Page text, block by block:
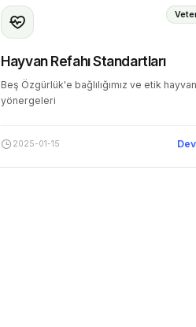
Hayvan Refahı Standartları
Beş Özgürlük'e bağlılığımız ve etik
yönergeleri
2025-01-15